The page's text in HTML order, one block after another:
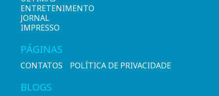
ENTRETENIMENTO
JORNAL
IMPRESSO
PÁGINAS
CONTATOS POLÍTICA DE PRIVACIDADE
BLOGS